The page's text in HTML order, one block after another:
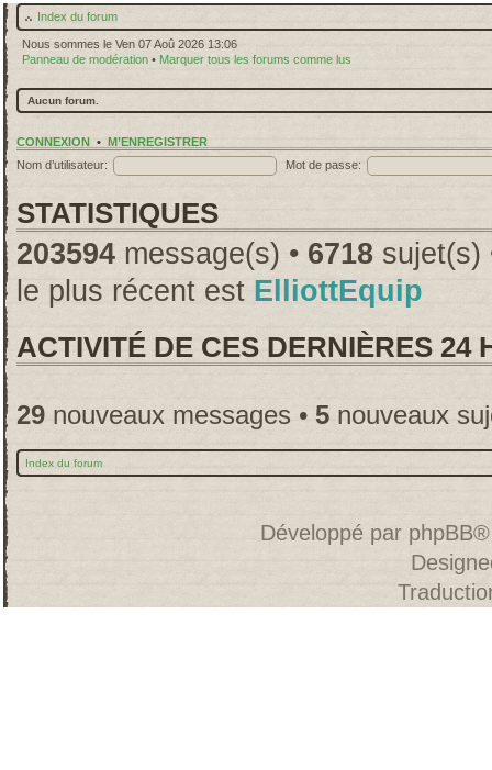
Index du forum
Nous sommes le Ven 07 Aoû 2026 13:06
Panneau de modération • Marquer tous les forums comme lus
Aucun forum.
CONNEXION • M’ENREGISTRER
Nom d’utilisateur:
Mot de passe:
STATISTIQUES
203594 message(s) • 6718 sujet(s)
le plus récent est ElliottEquip
ACTIVITÉ DE CES DERNIÈRES 24
29 nouveaux messages • 5 nouveaux
Index du forum
Développé par phpBB®